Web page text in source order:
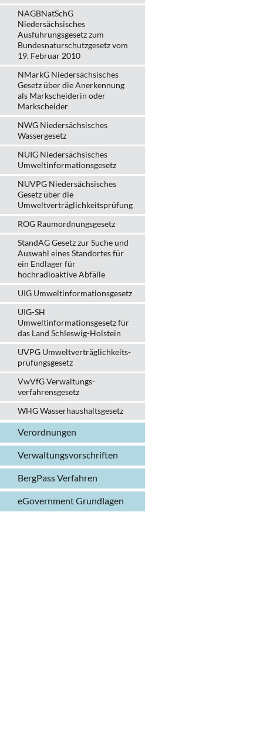
NAGBNatSchG
Niedersächsisches
Ausführungsgesetz zum
Bundesnaturschutzgesetz vom
19. Februar 2010
NMarkG Niedersächsisches
Gesetz über die Anerkennung
als Markscheiderin oder
Markscheider
NWG Niedersächsisches
Wassergesetz
NUIG Niedersächsisches
Umweltinformationsgesetz
NUVPG Niedersächsisches
Gesetz über die
Umweltverträglichkeitsprüfung
ROG Raumordnungsgesetz
StandAG Gesetz zur Suche und
Auswahl eines Standortes für
ein Endlager für
hochradioaktive Abfälle
UIG Umweltinformationsgesetz
UIG-SH
Umweltinformationsgesetz für
das Land Schleswig-Holstein
UVPG Umweltverträglich­keits­
prüfungs­gesetz
VwVfG Verwaltungs­
verfahrens­gesetz
WHG Wasserhaushalts­gesetz
Verordnungen
Verwaltungs­vorschriften
BergPass Verfahren
eGovernment Grundlagen